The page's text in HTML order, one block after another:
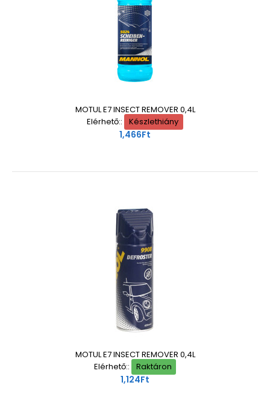
MOTUL E7 INSECT REMOVER 0,4L
Elérhető::
Készlethiány
1,466Ft
MOTUL E7 INSECT REMOVER 0,4L
Elérhető::
Raktáron
1,124Ft